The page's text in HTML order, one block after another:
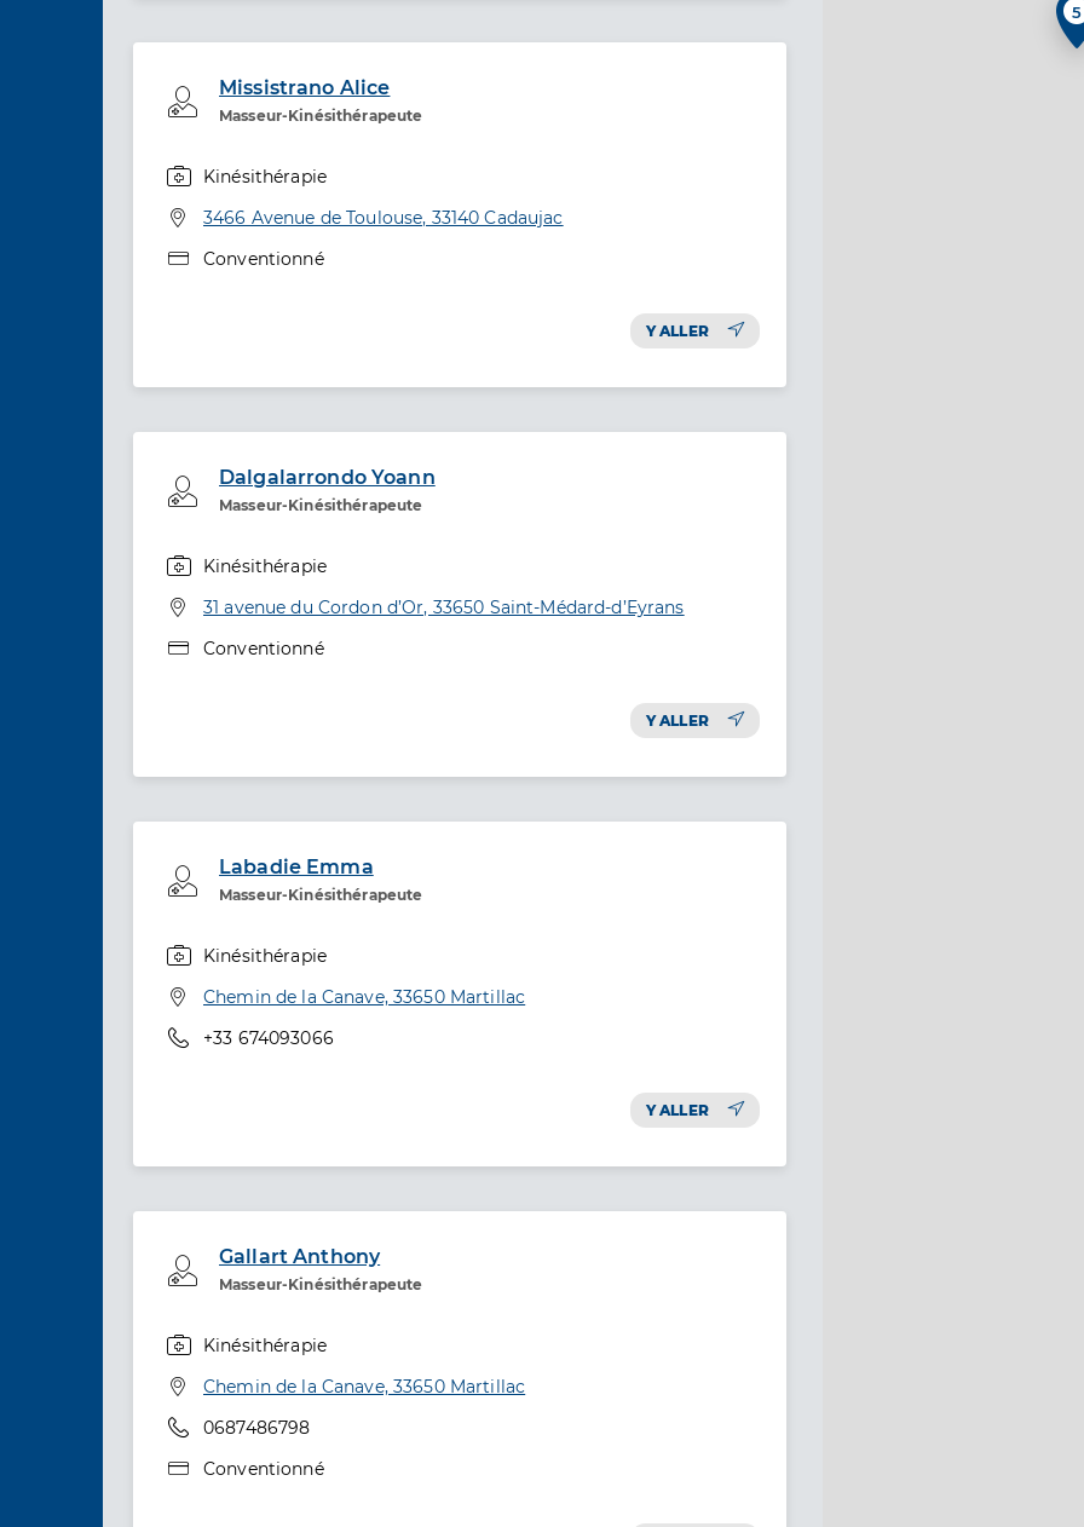
Missistrano Alice
Masseur-Kinésithérapeute
Professionel de santé
Kinésithérapie
Adresse
3466 Avenue de Toulouse, 33140 Cadaujac
Type de convention
Conventionné
Y ALLER
Dalgalarrondo Yoann
Masseur-Kinésithérapeute
Professionel de santé
Kinésithérapie
Adresse
31 avenue du Cordon d’Or, 33650 Saint-Médard-d’Eyrans
Type de convention
Conventionné
Y ALLER
Labadie Emma
Masseur-Kinésithérapeute
Professionel de santé
Kinésithérapie
Adresse
Chemin de la Canave, 33650 Martillac
Téléphone
+33 674093066
Y ALLER
Gallart Anthony
Masseur-Kinésithérapeute
Professionel de santé
Kinésithérapie
Adresse
Chemin de la Canave, 33650 Martillac
Téléphone
0687486798
Type de convention
Conventionné
5